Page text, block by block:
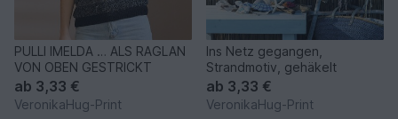
PULLI IMELDA … ALS RAGLAN
VON OBEN GESTRICKT
ab 3,33 €
VeronikaHug-Print
Ins Netz gegangen,
Strandmotiv, gehäkelt
ab 3,33 €
VeronikaHug-Print